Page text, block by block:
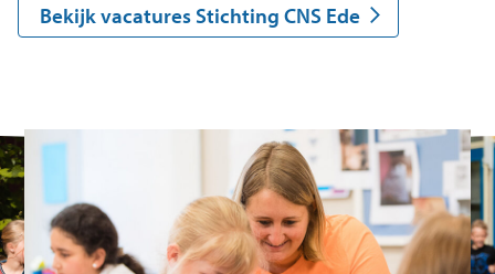
Bekijk vacatures Stichting CNS Ede